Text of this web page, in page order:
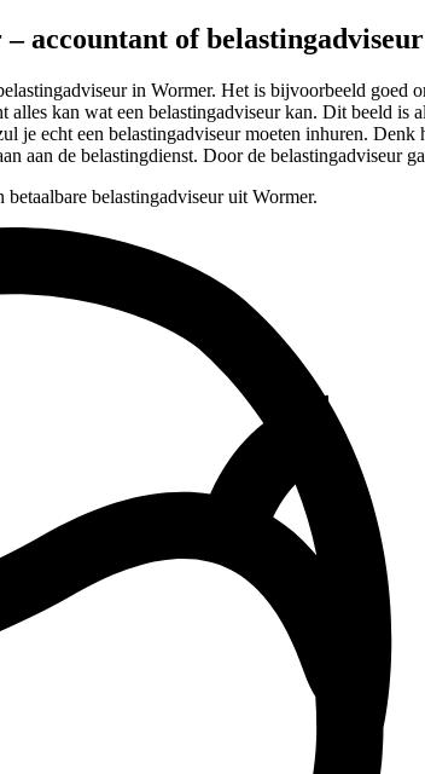
accountant of belastingadviseur
in Wormer. Het is bijvoorbeeld goed
kan wat een belastingadviseur kan. Dit beeld
je echt een belastingadviseur moeten inhuren.
aan de belastingdienst. Door de belastingadviseur
belastingadviseur uit Wormer.